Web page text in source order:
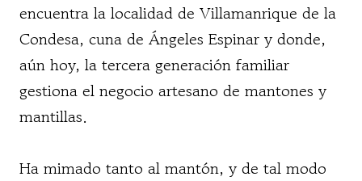
encuentra la localidad de Villamanrique de la
Condesa, cuna de Ángeles Espinar y donde,
aún hoy, la tercera generación familiar
gestiona el negocio artesano de mantones y
mantillas.
Ha mimado tanto al mantón, y de tal modo